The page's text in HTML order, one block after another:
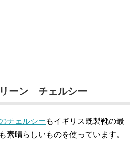
ーン チェルシー
チェルシー もイギリス既製靴の最
素晴らしいものを使っています。